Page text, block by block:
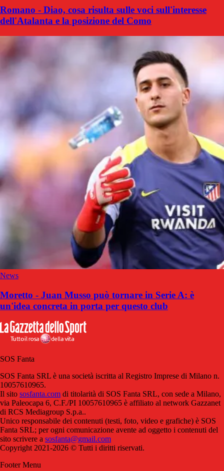
Romano - Diao, cosa risulta sulle voci sull'interesse
dell'Atalanta e la posizione del Como
News
Moretto - Juan Musso può tornare in Serie A: è
un'idea concreta in porta per questo club
SOS Fanta
SOS Fanta SRL è una società iscritta al Registro Imprese di Milano n.
10057610965.
Il sito sosfanta.com di titolarità di SOS Fanta SRL, con sede a Milano,
via Paleocapa 6, C.F./PI 10057610965 è affiliato al network Gazzanet
di RCS Mediagroup S.p.a..
Unico responsabile dei contenuti (testi, foto, video e grafiche) è SOS
Fanta SRL; per ogni comunicazione avente ad oggetto i contenuti del
sito scrivere a sosfanta@gmail.com
Copyright 2021-2026 © Tutti i diritti riservati.
Footer Menu